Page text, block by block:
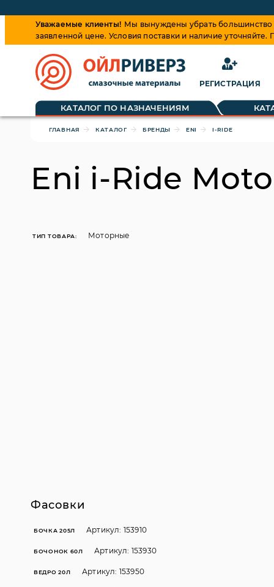
Уважаемые клиенты! Мы вынуждены убрать большинство
заявленной цене. Условия поставки и наличие
РЕГИСТРАЦИЯ
КАТАЛОГ ПО НАЗНАЧЕНИЯМ
Обращаем ваше внимание, что цена на товары
ГЛАВНАЯ КАТАЛОГ БРЕНДЫ ENI I-RIDE
Eni i-Ride
ТИП ТОВАРА: Моторные
Фасовки
БОЧКА 205Л Артикул: 153910
БОЧОНОК 60Л Артикул: 153930
ВЕДРО 20Л Артикул: 153950